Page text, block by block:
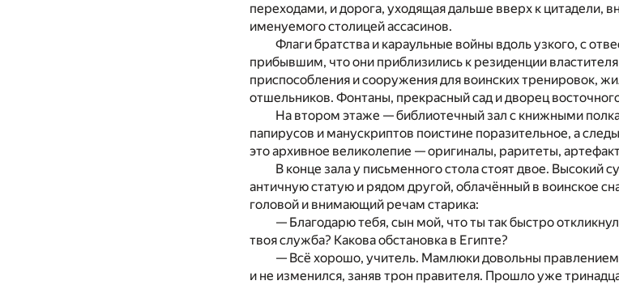
переходами, и дорога, уходящая дальше вверх к цитадели,
именуемого столицей ассасинов.
Флаги братства и караульные войны вдоль узкого, с
прибывшим, что они приблизились к резиденции
приспособления и сооружения для воинских тренировок,
отшельников. Фонтаны, прекрасный сад и дворец
На втором этаже — библиотечный зал с книжными
папирусов и манускриптов поистине поразительное, а
это архивное великолепие — оригиналы, раритеты,
В конце зала у письменного стола стоят двое.
античную статую и рядом другой, облачённый в воинское
головой и внимающий речам старика:
— Благодарю тебя, сын мой, что ты так быстро
твоя служба? Какова обстановка в Египте?
— Всё хорошо, учитель. Мамлюки довольны
и не изменился, заняв трон правителя. Прошло уже